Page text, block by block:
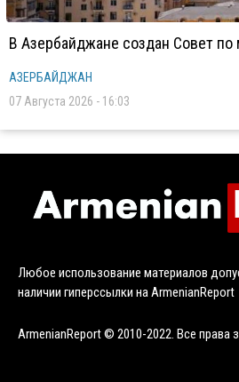
В Азербайджане создан Совет
АЗЕРБАЙДЖАН
07 Августа 2026 - 16:03
Любое использование материалов
наличии гиперссылки на ArmenianReport
ArmenianReport © 2010-2022. Все права